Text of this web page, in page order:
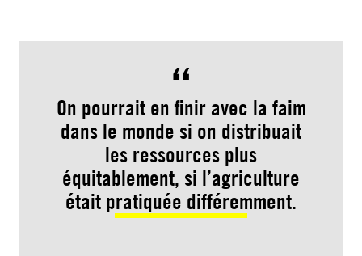
On pourrait en finir avec la faim
dans le monde si on distribuait
les ressources plus
équitablement, si l’agriculture
était pratiquée différemment.